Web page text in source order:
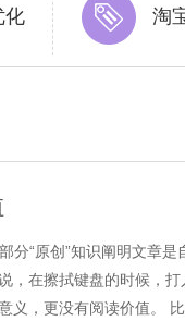
化 淘
分“原创”知识阐明文章
，在擦拭键盘的时候，
义，更没有阅读价值。